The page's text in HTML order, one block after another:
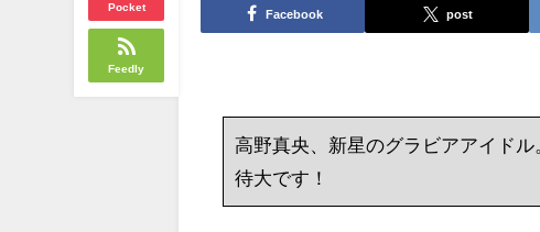
Pocket
Feedly
Facebook post
高野真央、新星のグラビアアイド
待大です！